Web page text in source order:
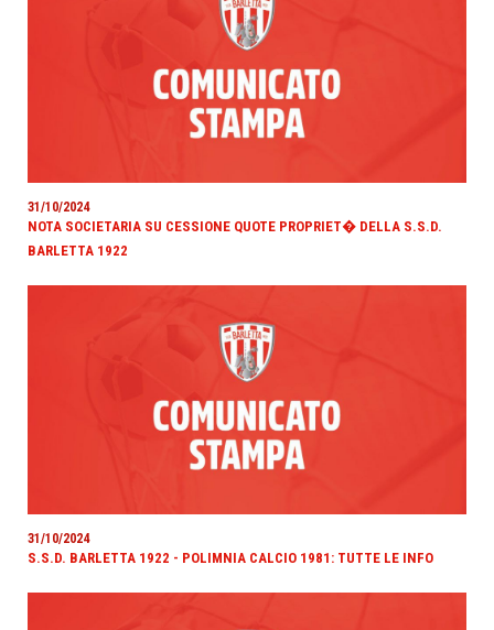
31/10/2024
NOTA SOCIETARIA SU CESSIONE QUOTE PROPRIET� DELLA S.S.D.
BARLETTA 1922
31/10/2024
S.S.D. BARLETTA 1922 - POLIMNIA CALCIO 1981: TUTTE LE INFO